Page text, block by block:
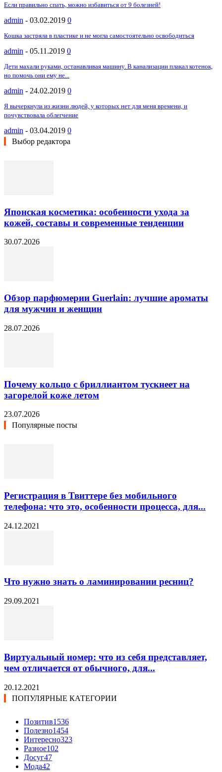
Если правильно спать, можно избавиться от 9 болезней!
admin - 03.02.2019 0
Кошка застряла в пластике и не могла самостоятельно освободиться
admin - 05.11.2019 0
Дети махали руками, останавливая машину. В канализации плакал котенок,
но помочь они ему не...
admin - 24.02.2019 0
Я вычеркнула из жизни людей, у которых нет для меня времени, и
почувствовала облегчение
admin - 03.04.2019 0
Выбор редактора
Японская косметика: особенности ухода за
кожей, составы и современные тенденции
30.07.2026
Обзор парфюмерии Guerlain: лучшие ароматы
для мужчин и женщин
28.07.2026
Почему кольцо с бриллиантом тускнеет на
загорелой коже летом
23.07.2026
Популярные посты
Регистрация в Твиттере без мобильного
телефона: что это, особенности процесса, для...
24.12.2021
Что нужно знать о ламинировании ресниц?
29.09.2021
Виртуальный номер: что из себя представляет,
чем отличается от обычного, для...
20.12.2021
ПОПУЛЯРНЫЕ КАТЕГОРИИ
Позитив1536
Полезно1454
Интересно323
Разное102
Досуг47
Мода42